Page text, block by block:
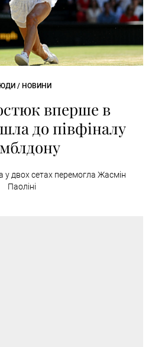
/ НОВИНИ
вперше в
до півфіналу
у двох сетах перемогла Жасмін
Паоліні